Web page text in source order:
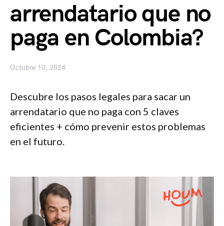
arrendatario que no
paga en Colombia?
Octubre 10, 2024
Descubre los pasos legales para sacar un
arrendatario que no paga con 5 claves
eficientes + cómo prevenir estos problemas
en el futuro.